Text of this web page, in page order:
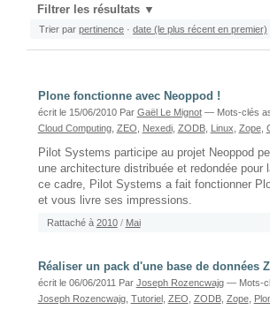
Filtrer les résultats
Trier par pertinence · date (le plus récent en premier)
Plone fonctionne avec Neoppod !
écrit le 15/06/2010 Par Gaël Le Mignot — Mots-clés
Cloud Computing, ZEO Nexedi, ZODB, Linux Zope,
Pilot Systems participe au projet Neoppod
une architecture distribuée et redondée pour
ce cadre, Pilot Systems a fait fonctionner
et vous livre ses impressions.
Rattaché à 2010 / Mai
Réaliser un pack d'une base de données
écrit le 06/06/2011 Par Joseph Rozencwajg — Mots-
Joseph Rozencwajg, Tutoriel, ZEO ZODB, Zope,